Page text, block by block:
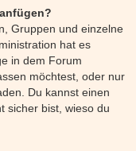
Gruppen und einzelne
hat es
in dem Forum
möchtest, oder nur
Du kannst einen
sicher bist, wieso du